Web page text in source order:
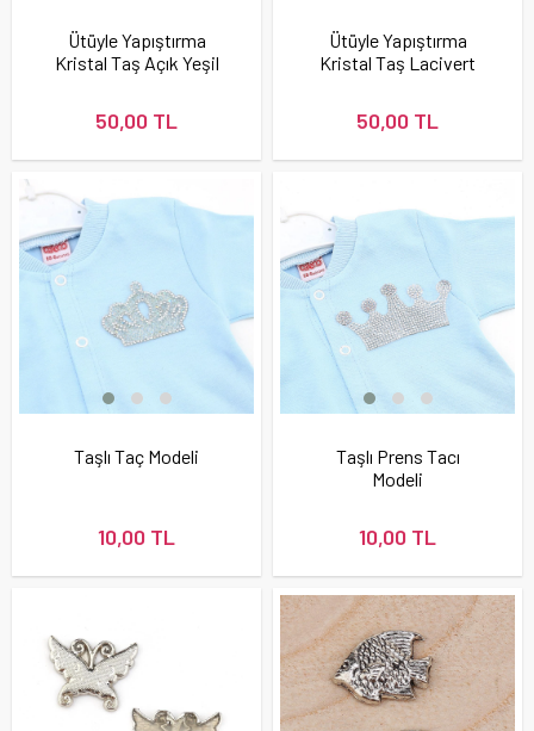
Ütüyle Yapıştırma
Kristal Taş Açık Yeşil
50,00 TL
Ütüyle Yapıştırma
Kristal Taş Lacivert
50,00 TL
Taşlı Taç Modeli
10,00 TL
Taşlı Prens Tacı
Modeli
10,00 TL